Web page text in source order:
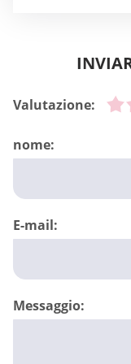
Valutazione:
nome:
E-mail:
Messaggio: